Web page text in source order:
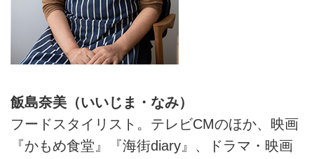
飯島奈美（いいじま・なみ）
フードスタイリスト。テレビCMのほか、映画
『かもめ食堂』『海街diary』、ドラマ・映画